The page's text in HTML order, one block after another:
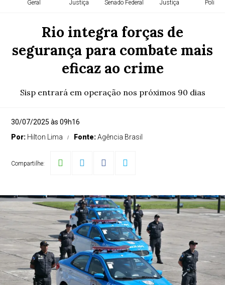
Geral Justiça Senado Federal Justiça Política
Rio integra forças de
segurança para combate mais
eficaz ao crime
Sisp entrará em operação nos próximos 90 dias
30/07/2025 às 09h16
Por: Hilton Lima Fonte:Agência Brasil
Compartilhe: